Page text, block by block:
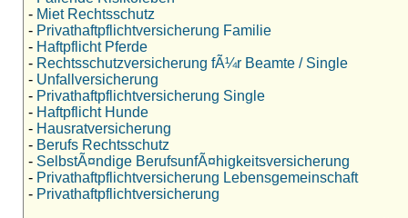
- Miet Rechtsschutz
- Privathaftpflichtversicherung Familie
- Haftpflicht Pferde
- Rechtsschutzversicherung fÃ¼r Beamte / Single
- Unfallversicherung
- Privathaftpflichtversicherung Single
- Haftpflicht Hunde
- Hausratversicherung
- Berufs Rechtsschutz
- SelbstÃ¤ndige BerufsunfÃ¤higkeitsversicherung
- Privathaftpflichtversicherung Lebensgemeinschaft
- Privathaftpflichtversicherung